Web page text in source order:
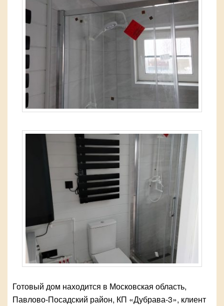
Готовый дом находится в Московская область,
Павлово-Посадский район, КП «Дубрава-3», клиент